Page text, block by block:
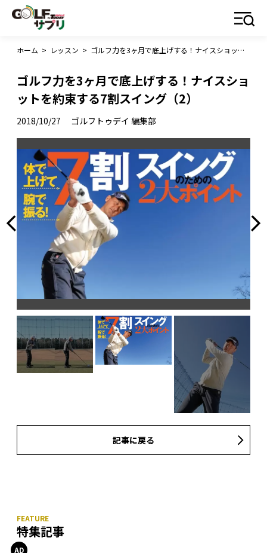
ホーム > レッスン > ゴルフ力を3ヶ月で底上げする！ナイスショットを約束する7割スイング（2）
ゴルフ力を3ヶ月で底上げする！ナイスショ
ットを約束する7割スイング（2）
2018/10/27 ゴルフトゥデイ 編集部
記事に戻る
特集記事